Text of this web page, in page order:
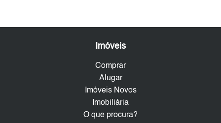
Imóveis
Comprar
Alugar
Imóveis Novos
Imobiliária
O que procura?